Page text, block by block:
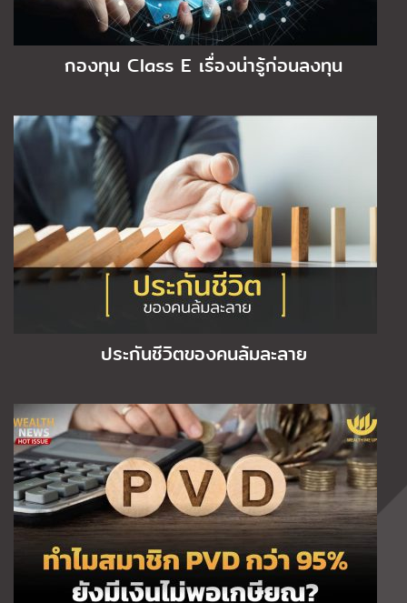
กองทุน Class E เรื่องน่ารู้ก่อนลงทุน
ประกันชีวิตของคนล้มละลาย